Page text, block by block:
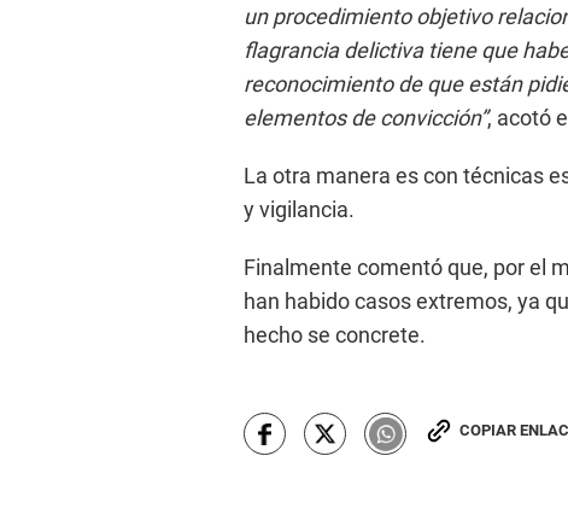
un procedimiento objetivo
flagrancia delictiva tiene que
reconocimiento de que están
elementos de convicción”, acotó
La otra manera es con técnicas
y vigilancia.
Finalmente comentó que, por el
han habido casos extremos, ya
hecho se concrete.
COPIAR